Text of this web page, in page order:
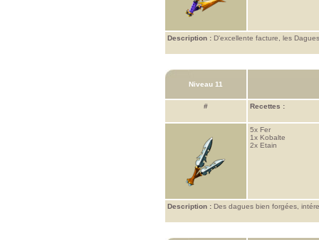
Description : D'excellente facture, les
Niveau 11
# Recettes :
5x Fer
1x Kobalte
2x Etain
Description : Des dagues bien forgées,